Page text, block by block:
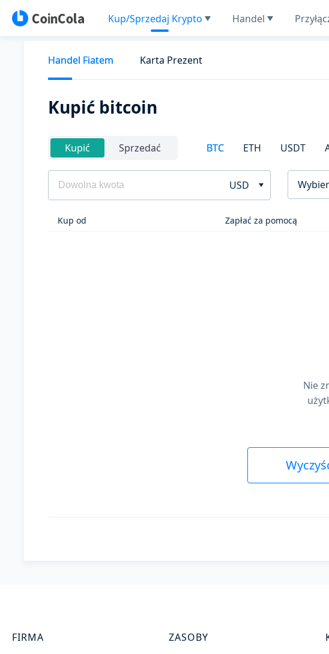
Kup/Sprzedaj Krypto Handel
Handel Fiatem Karta Prezent
Kupić bitcoin
Kupić Sprzedać BTC ETH USDT
USD
Kup od Zapłać za pomocą
Nie
FIRMA ZASOBY